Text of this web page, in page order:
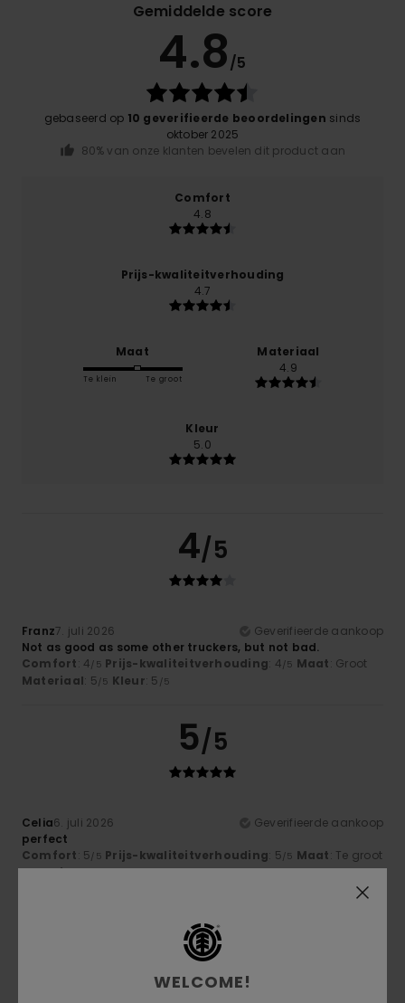
Gemiddelde score
4.8/5
gebaseerd op 10 geverifieerde beoordelingen sinds
oktober 2025
80% van onze klanten bevelen dit product aan
Comfort
4.8
Prijs-kwaliteitverhouding
4.7
Maat
Te klein Te groot
Materiaal
4.9
Kleur
5.0
4/5
Franz7. juli 2026
Geverifieerde aankoop
Not as good as some other truckers, but not bad.
Comfort: 4/5 Prijs-kwaliteitverhouding: 4/5 Maat: Groot
Materiaal: 5/5 Kleur: 5 /5
5/5
Celia6. juli 2026
Geverifieerde aankoop
perfect
Comfort: 5/5 Prijs-kwaliteitverhouding: 5/5 Maat: Te groot
Materiaal: 5 Kleur: 5
5/5
WELCOME!